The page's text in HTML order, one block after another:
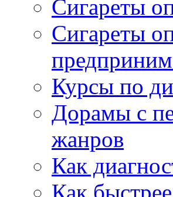
Сигареты
Сигареты
Курсы по
Дорамы с
жанров
Как